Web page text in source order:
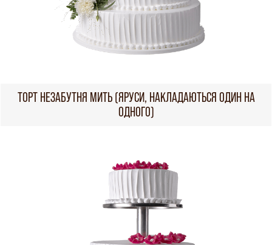
ТОРТ НЕЗАБУТНЯ МИТЬ (ЯРУСИ, НАКЛАДАЮТЬСЯ ОДИН НА
ОДНОГО)